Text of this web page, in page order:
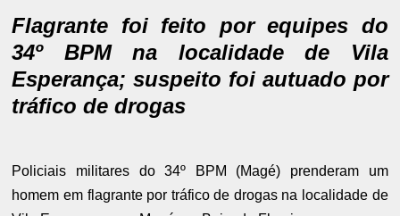
Flagrante foi feito por equipes do
34º BPM na localidade de Vila
Esperança; suspeito foi autuado por
tráfico de drogas
Policiais militares do 34º BPM (Magé) prenderam um
homem em flagrante por tráfico de drogas na localidade de